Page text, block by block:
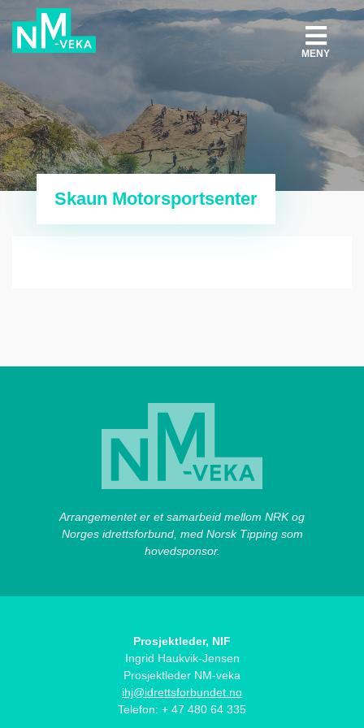
MENY
Skaun Motorsportsenter
Arrangementet er et samarbeid mellom NRK og
Norges idrettsforbund, med Norsk Tipping som
hovedsponsor.
Prosjektleder, NIF
Ingrid Haukvik-Jensen
Prosjektleder NM-veka
ihj@idrettsforbundet.no
Telefon: + 47 480 64 335